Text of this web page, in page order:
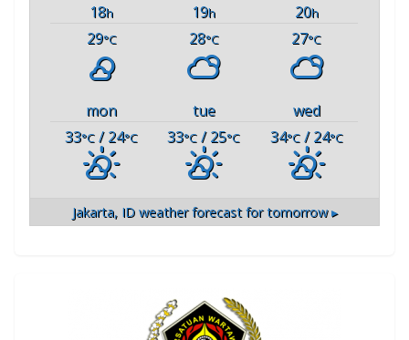
18h 19h 20h
29°C 28°C 27°C
mon tue
wed
33°C / 24°C 33°C / 25°C 34°C/ 24°C
Jakarta, IDweather forecast for tomorrow ▸